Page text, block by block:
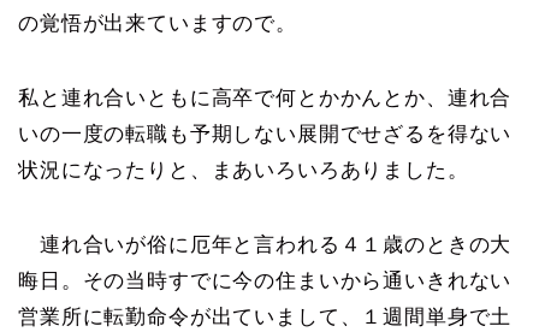
の覚悟が出来ていますので。
私と連れ合いともに高卒で何とかかんとか、連れ合
いの一度の転職も予期しない展開でせざるを得ない
状況になったりと、まあいろいろありました。
連れ合いが俗に厄年と言われる４１歳のときの大
晦日。その当時すでに今の住まいから通いきれない
営業所に転勤命令が出ていまして、１週間単身で土